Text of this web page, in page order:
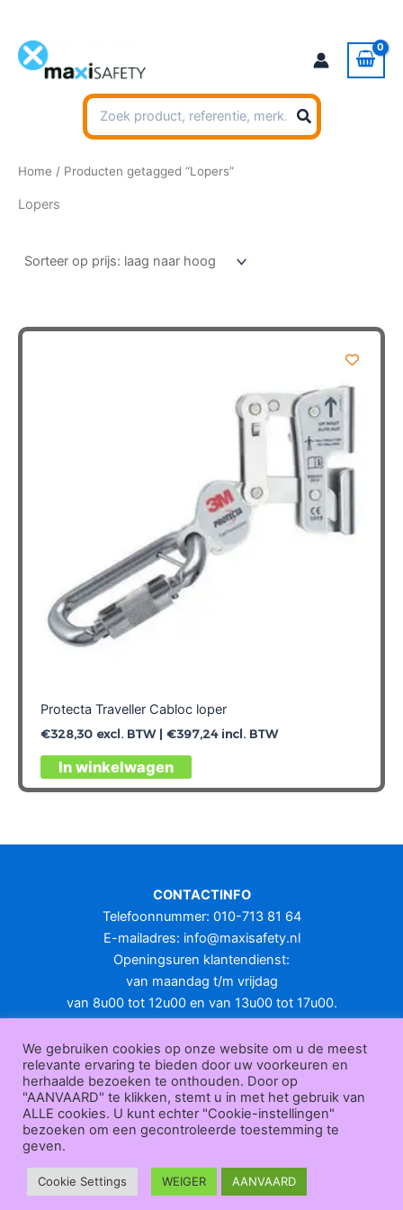
inhoud
Zoeken
naar:
Home / Producten getagged “Lopers”
Lopers
Protecta Traveller Cabloc loper
€328,30excl. BTW | €397,24incl. BTW
In winkelwagen
CONTACTINFO
Telefoonnummer: 010-713 81 64
E-mailadres: info@maxisafety.nl
Openingsuren klantendienst:
van maandag t/m vrijdag
van 8u00 tot 12u00 en van 13u00 tot 17u00.
KLANTENSERVICE
Over
ons|Bedrijfsgegevens| F.A.Q.|Bestelprocedure | Betaling
ending | Retourneren|Herroepingsrecht|Herroepingsfunctie
ederverkoop|Bedrukken|Contact
Algemene voorwaarden
Maxisafety.nl © 2026
We gebruiken cookies op onze website om u de meest
relevante ervaring te bieden door uw voorkeuren en
herhaalde bezoeken te onthouden. Door op
"AANVAARD" te klikken, stemt u in met het gebruik van
ALLE cookies. U kunt echter "Cookie-instellingen"
bezoeken om een gecontroleerde toestemming te
geven.
Cookie Settings WEIGER AANVAARD